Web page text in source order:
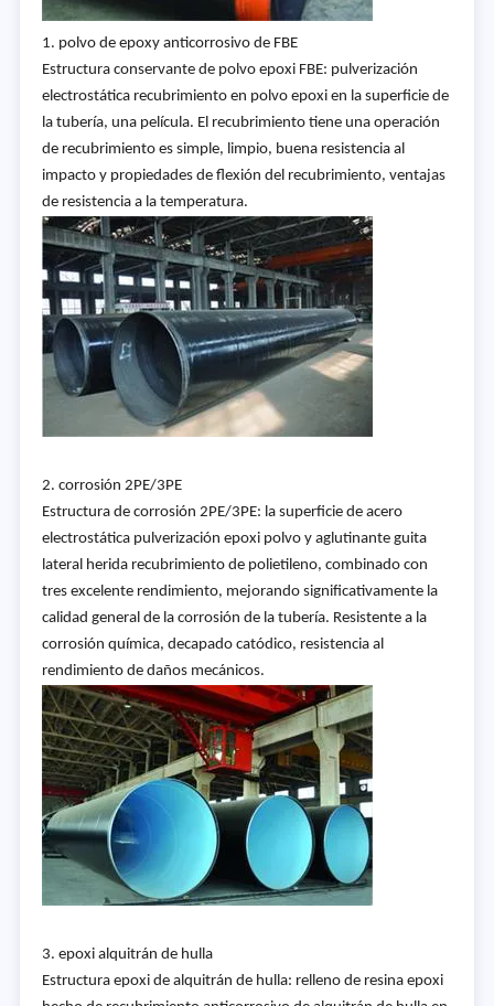
1. polvo de epoxy anticorrosivo de FBE
Estructura conservante de polvo epoxi FBE: pulverización
electrostática recubrimiento en polvo epoxi en la superficie de
la tubería, una película. El recubrimiento tiene una operación
de recubrimiento es simple, limpio, buena resistencia al
impacto y propiedades de flexión del recubrimiento, ventajas
de resistencia a la temperatura.
2. corrosión 2PE/3PE
Estructura de corrosión 2PE/3PE: la superficie de acero
electrostática pulverización epoxi polvo y aglutinante guita
lateral herida recubrimiento de polietileno, combinado con
tres excelente rendimiento, mejorando significativamente la
calidad general de la corrosión de la tubería. Resistente a la
corrosión química, decapado catódico, resistencia al
rendimiento de daños mecánicos.
3. epoxi alquitrán de hulla
Estructura epoxi de alquitrán de hulla: relleno de resina epoxi